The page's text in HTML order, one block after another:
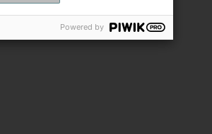
Powered by